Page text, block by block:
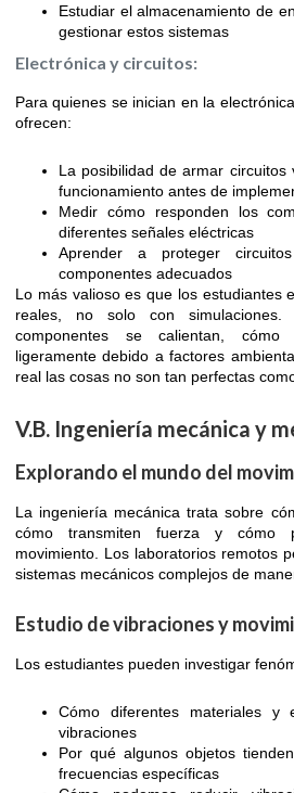
Estudiar el almacenamiento de
gestionar estos sistemas
Electrónica y circuitos:
Para quienes se inician en la
ofrecen:
La posibilidad de armar circuitos
funcionamiento antes de
Medir cómo responden los
diferentes señales eléctricas
Aprender a proteger
componentes adecuados
Lo más valioso es que los estudiantes
reales, no solo con
componentes se calientan, cómo
ligeramente debido a factores
real las cosas no son tan perfectas
V.B. Ingeniería mecánica y
Explorando el mundo del
La ingeniería mecánica trata sobre
cómo transmiten fuerza y cómo
movimiento. Los laboratorios remotos
sistemas mecánicos complejos de
Estudio de vibraciones y
Los estudiantes pueden investigar
Cómo diferentes materiales y
vibraciones
Por qué algunos objetos
frecuencias específicas